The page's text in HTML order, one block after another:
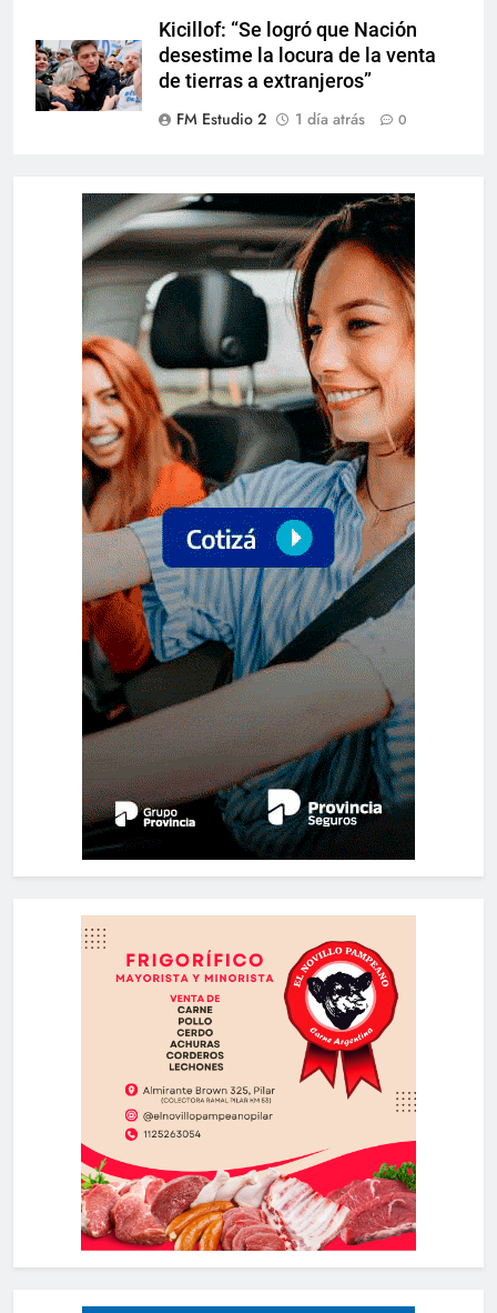
Kicillof: “Se logró que Nación
desestime la locura de la venta
de tierras a extranjeros”
FM Estudio 2
1 día atrás 0